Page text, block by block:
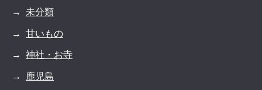
未分類
甘いもの
神社・お寺
鹿児島